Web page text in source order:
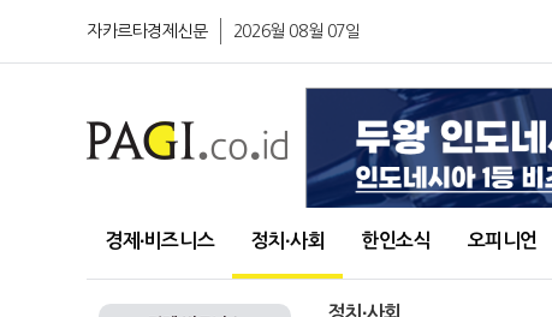
자카르타경제신문 2026월 08월 07일
경제∙비즈니스 정치∙사회 한인소식 오피니언
정치∙사회